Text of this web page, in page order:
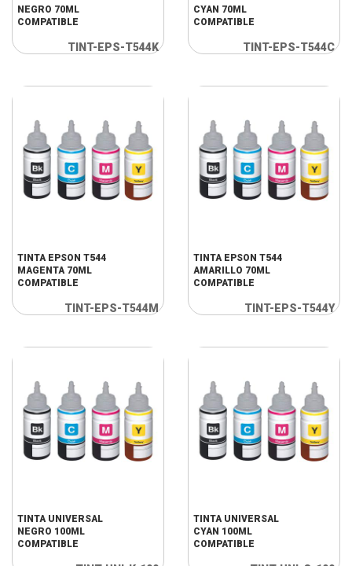
NEGRO 70ML
COMPATIBLE
TINT-EPS-T544K
CYAN 70ML
COMPATIBLE
TINT-EPS-T544C
TINTA EPSON T544
MAGENTA 70ML
COMPATIBLE
TINT-EPS-T544M
TINTA EPSON T544
AMARILLO 70ML
COMPATIBLE
TINT-EPS-T544Y
TINTA UNIVERSAL
NEGRO 100ML
COMPATIBLE
TINTA UNIVERSAL
CYAN 100ML
COMPATIBLE